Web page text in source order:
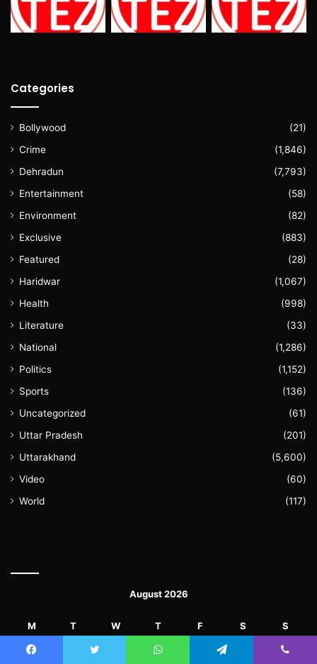
Categories
Bollywood
(21)
Crime
(1,846)
Dehradun
(7,793)
Entertainment
(58)
Environment
(82)
Exclusive
(883)
Featured
(28)
Haridwar
(1,067)
Health
(998)
Literature
(33)
National
(1,286)
Politics
(1,152)
Sports
(136)
Uncategorized
(61)
Uttar Pradesh
(201)
Uttarakhand
(5,600)
Video
(60)
World
(117)
August 2026
M T W T F S S
2